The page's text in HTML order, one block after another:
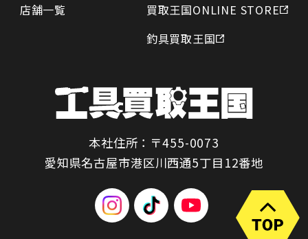
店舗一覧
買取王国ONLINE STORE
釣具買取王国
本社住所：〒455-0073
愛知県名古屋市港区川西通5丁目12番地